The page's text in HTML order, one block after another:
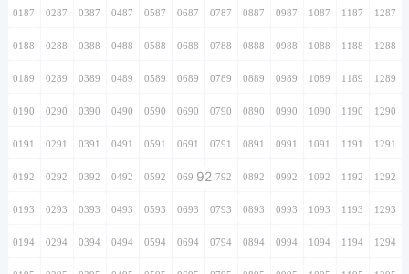
0187 0287 0387 0487 0587 0687 0787 0887 0987 1087 1187 1287
0188 0288 0388 0488 0588 0688 0788 0888 0988 1088 1188 1288
0189 0289 0389 0489 0589 0689 0789 0889 0989 1089 1189 1289
0190 0290 0390 0490 0590 0690 0790 0890 0990 1090 1190 1290
0191 0291 0391 0491 0591 0691 0791 0891 0991 1091 1191 1291
0192 0292 0392 0492 0592 0692920792 0892 0992 1092 1192 1292
0193 0293 0393 0493 0593 0693 0793 0893 0993 1093 1193 1293
0194 0294 0394 0494 0594 0694 0794 0894 0994 1094 1194 1294